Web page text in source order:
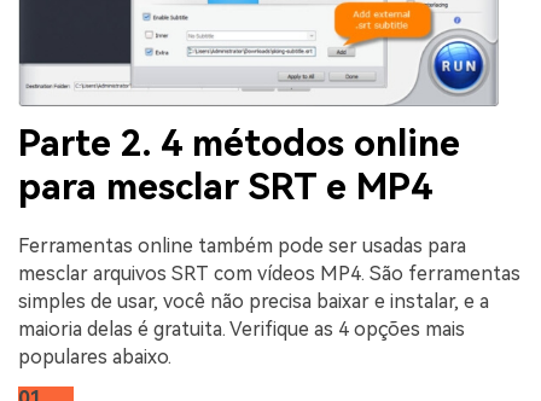
Parte 2. 4 métodos online
para mesclar SRT e MP4
Ferramentas online também pode ser usadas para
mesclar arquivos SRT com vídeos MP4. São ferramentas
simples de usar, você não precisa baixar e instalar, e a
maioria delas é gratuita. Verifique as 4 opções mais
populares abaixo.